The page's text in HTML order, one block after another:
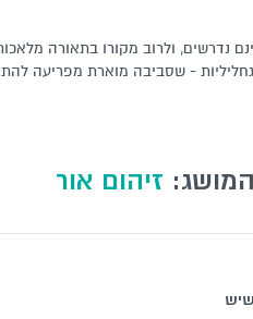
נדרשים, ולרוב מקורו בתאורה
- שסביבה מוארת מפריעה
זיהום אור